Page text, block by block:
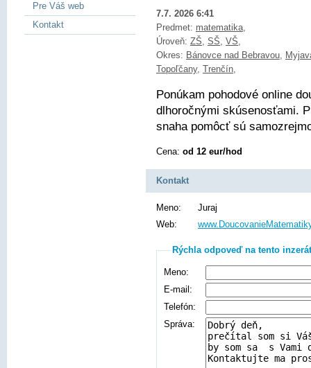
7.7. 2026 6:41
Predmet: matematika,
Úroveň: ZŠ, SŠ, VŠ,
Okres: Bánovce nad Bebravou,
Topoľčany, Trenčín,
Ponúkam pohodové online
dlhoročnými skúsenosťami.
snaha pomôcť sú
Cena: od 12 eur/hod
Kontakt
Meno:
Juraj
Web:
Rýchla odpoveď na tento inzerát
Meno:
E-mail:
Telefón:
Správa:
Pre Váš web
Kontakt